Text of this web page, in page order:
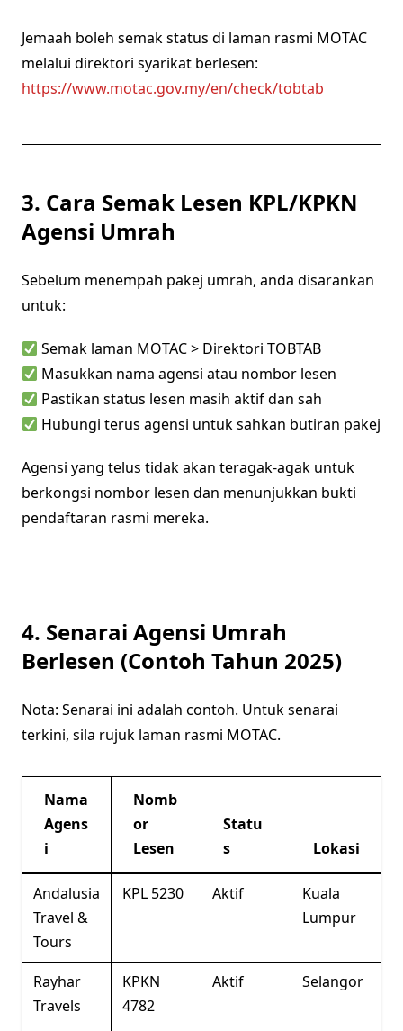
Jemaah boleh semak status di laman rasmi MOTAC
melalui direktori syarikat berlesen:
https://www.motac.gov.my/en/check/tobtab
3. Cara Semak Lesen KPL/KPKN
Agensi Umrah
Sebelum menempah pakej umrah, anda disarankan
untuk:
Semak laman MOTAC > Direktori TOBTAB
Masukkan nama agensi atau nombor lesen
Pastikan status lesen masih aktif dan sah
Hubungi terus agensi untuk sahkan butiran pakej
Agensi yang telus tidak akan teragak-agak untuk
berkongsi nombor lesen dan menunjukkan bukti
pendaftaran rasmi mereka.
4. Senarai Agensi Umrah
Berlesen (Contoh Tahun 2025)
Nota: Senarai ini adalah contoh. Untuk senarai
terkini, sila rujuk laman rasmi MOTAC.
Nama
Agens
i
Nomb
or
Lesen
Statu
s
Lokasi
Andalusia
Travel &
Tours
KPL 5230 Aktif
Kuala
Lumpur
Rayhar
Travels
KPKN
4782
Aktif Selangor